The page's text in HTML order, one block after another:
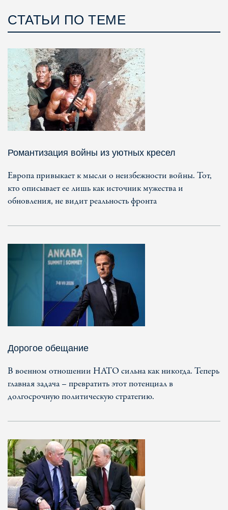
СТАТЬИ ПО ТЕМЕ
Романтизация войны из уютных кресел
Европа привыкает к мысли о неизбежности войны. Тот,
кто описывает ее лишь как источник мужества и
обновления, не видит реальность фронта
Дорогое обещание
В военном отношении НАТО сильна как никогда. Теперь
главная задача – превратить этот потенциал в
долгосрочную политическую стратегию.